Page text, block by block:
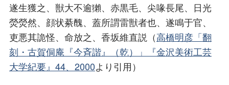
遂生獲之、獣大不逾獺、赤黒毛、尖喙長尾、日光
熒熒然、顔状綦醜、蓋所謂雷獣者也、遂鳴于官、
吏悪其詭怪、命放之、香坂維直説（高橋明彦「翻
刻・古賀侗庵『今斉諧』（乾）」『金沢美術工芸
大学紀要』44、2000より引用）